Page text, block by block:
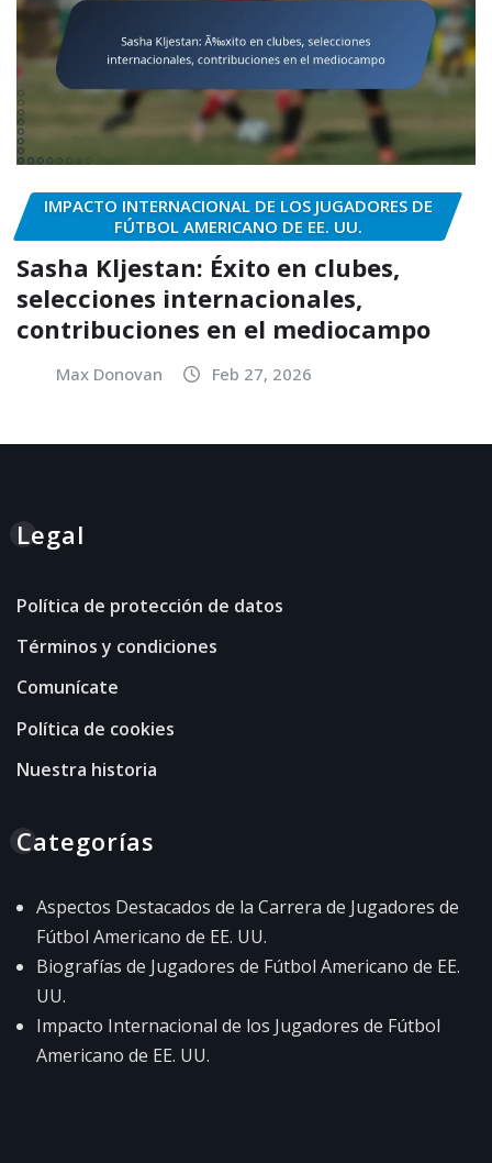
IMPACTO INTERNACIONAL DE LOS JUGADORES DE
FÚTBOL AMERICANO DE EE. UU.
Sasha Kljestan: Éxito en clubes,
selecciones internacionales,
contribuciones en el mediocampo
Max Donovan Feb 27, 2026
Legal
Política de protección de datos
Términos y condiciones
Comunícate
Política de cookies
Nuestra historia
Categorías
Aspectos Destacados de la Carrera de Jugadores de
Fútbol Americano de EE. UU.
Biografías de Jugadores de Fútbol Americano de EE.
UU.
Impacto Internacional de los Jugadores de Fútbol
Americano de EE. UU.